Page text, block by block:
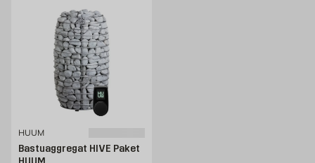
HUUM
Bastuaggregat HIVE Paket